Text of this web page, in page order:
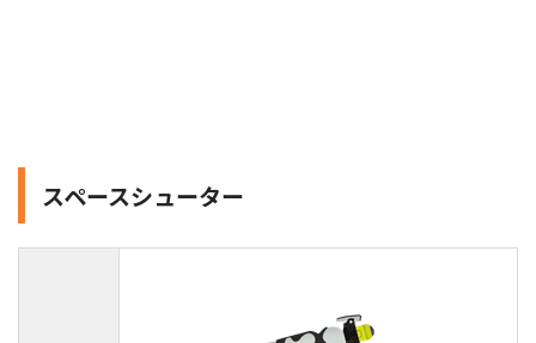
スペースシューター